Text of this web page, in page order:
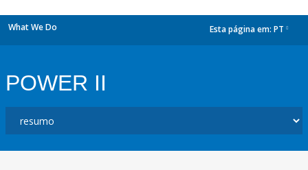
What We Do Esta página em: PT
POWER II